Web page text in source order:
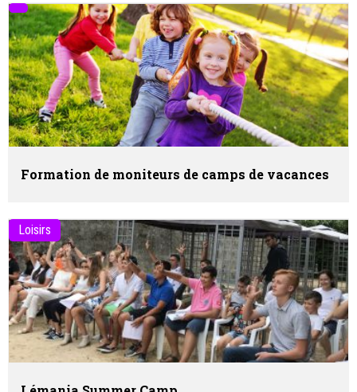
Formation de moniteurs de camps de vacances
Loisirs